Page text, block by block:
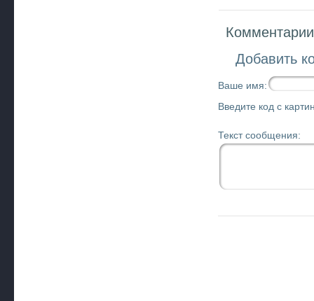
Добавить
Ваше имя:
Введите код с
Текст сообщения: